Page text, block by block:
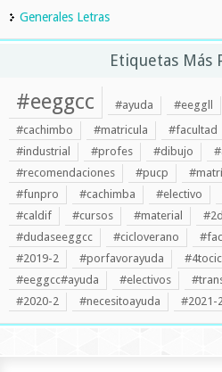
Generales Letras
Etiquetas Más
#eeggcc #ayuda #eeggll
#cachimbo
#matricula #facultad
#industrial
#profes #dibujo
#recomendaciones
#pucp
#funpro
#cachimba #electivo
#caldif
#cursos #material
#dudaseeggcc
#cicloverano
#2019-2
#porfavorayuda
#eeggcc#ayuda
#electivos
#2020-2
#necesitoayuda #2021-